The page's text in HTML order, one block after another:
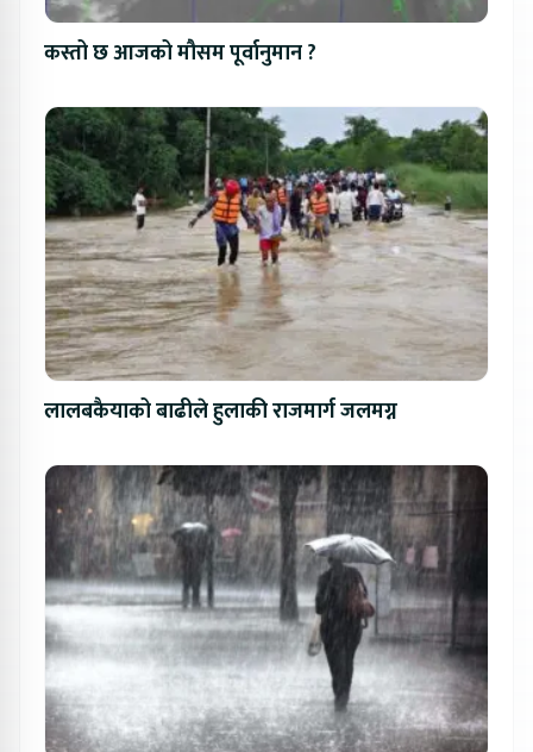
कस्तो छ आजको मौसम पूर्वानुमान ?
लालबकैयाको बाढीले हुलाकी राजमार्ग जलमग्न